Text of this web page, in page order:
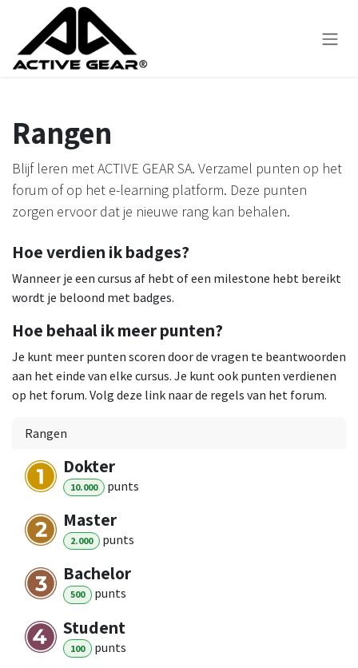
Overslaan naar inhoud
Rangen
Blijf leren met ACTIVE GEAR SA. Verzamel punten op het
forum of op het e-learning platform. Deze punten
zorgen ervoor dat je nieuwe rang kan behalen.
Hoe verdien ik badges?
Wanneer je een cursus af hebt of een milestone hebt bereikt
wordt je beloond met badges.
Hoe behaal ik meer punten?
Je kunt meer punten scoren door de vragen te beantwoorden
aan het einde van elke cursus. Je kunt ook punten verdienen
op het forum. Volg deze link naar de regels van het forum.
Rangen
Dokter
10.000 punts
Master
2.000 punts
Bachelor
500 punts
Student
100 punts